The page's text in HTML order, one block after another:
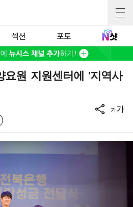
섹션 포토
요원 지원센터에 '지역사
가가